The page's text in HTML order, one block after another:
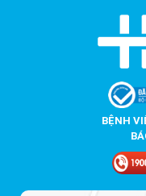
BỆNH